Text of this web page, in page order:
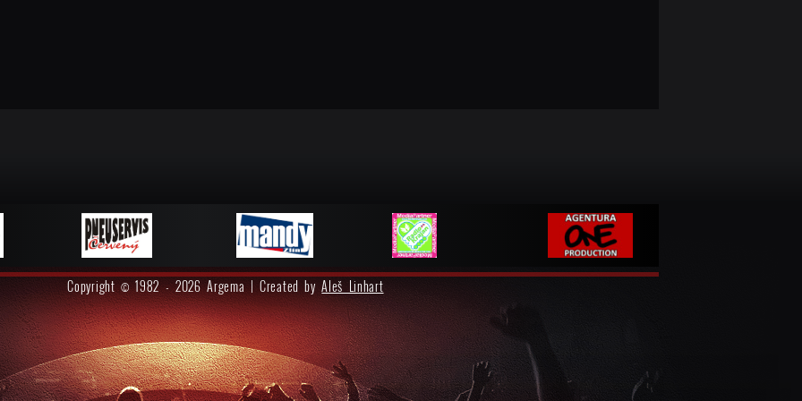
Copyright © 1982 - 2026 Argema | Created byAleš Linhart